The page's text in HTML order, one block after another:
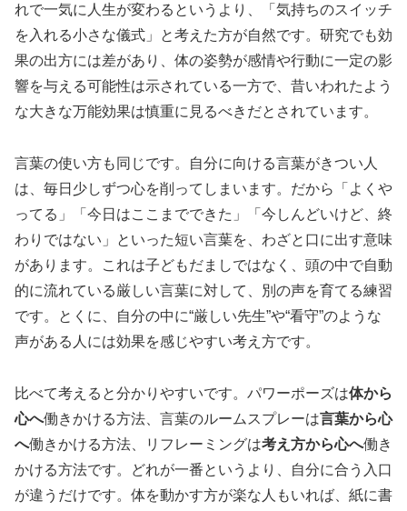
れで一気に人生が変わるというより、「気持ちのスイッチ
を入れる小さな儀式」と考えた方が自然です。研究でも効
果の出方には差があり、体の姿勢が感情や行動に一定の影
響を与える可能性は示されている一方で、昔いわれたよう
な大きな万能効果は慎重に見るべきだとされています。
言葉の使い方も同じです。自分に向ける言葉がきつい人
は、毎日少しずつ心を削ってしまいます。だから「よくや
ってる」「今日はここまでできた」「今しんどいけど、終
わりではない」といった短い言葉を、わざと口に出す意味
があります。これは子どもだましではなく、頭の中で自動
的に流れている厳しい言葉に対して、別の声を育てる練習
です。とくに、自分の中に“厳しい先生”や“看守”のような
声がある人には効果を感じやすい考え方です。
比べて考えると分かりやすいです。パワーポーズは体から
心へ働きかける方法、言葉のルームスプレーは言葉から心
へ働きかける方法、リフレーミングは考え方から心へ働き
かける方法です。どれが一番というより、自分に合う入口
が違うだけです。体を動かす方が楽な人もいれば、紙に書